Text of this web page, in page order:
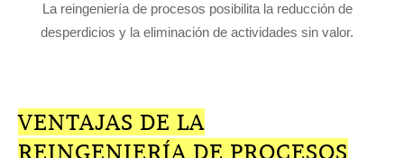
La reingeniería de procesos posibilita la reducción de
desperdicios y la eliminación de actividades sin valor.
VENTAJAS DE LA
REINGENIERÍA DE PROCESOS